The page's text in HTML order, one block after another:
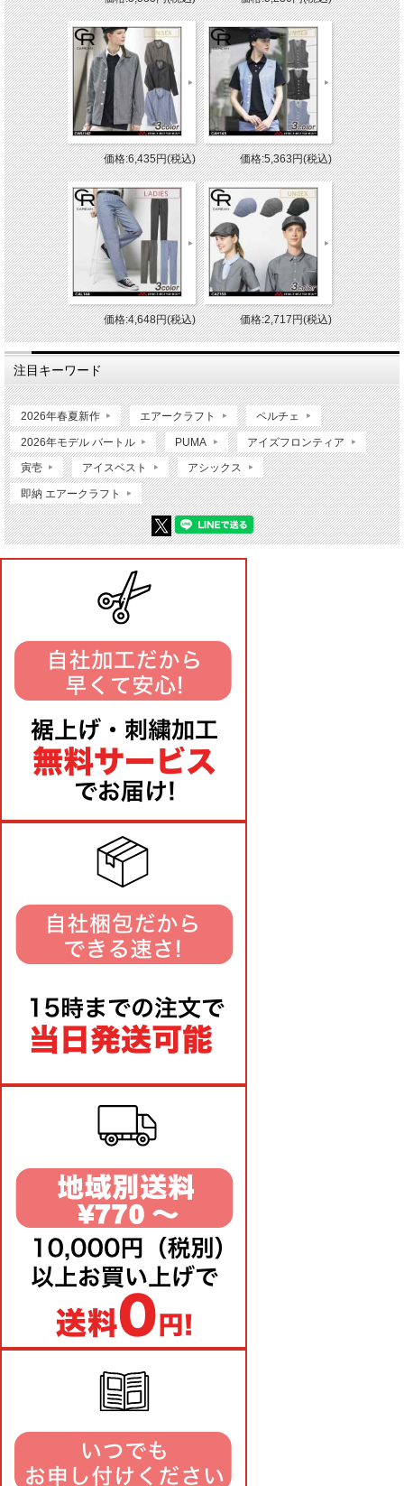
価格:6,435円(税込) 価格:5,363円(税込)
価格:4,648円(税込) 価格:2,717円(税込)
注目キーワード
2026年春夏新作 エアークラフト ペルチェ
2026年モデル バートル PUMA アイズフロンティア
寅壱 アイスベスト アシックス
即納 エアークラフト